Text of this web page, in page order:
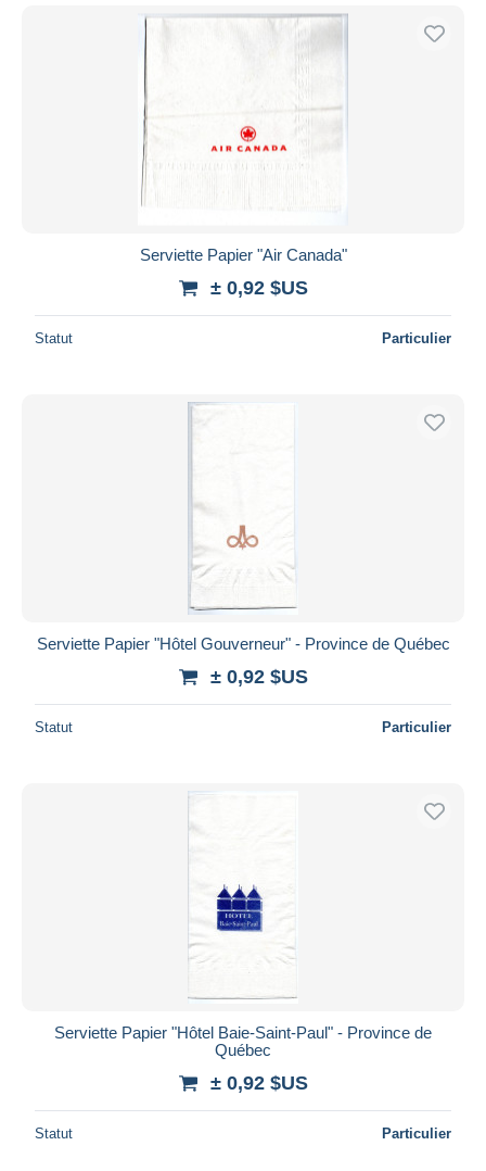
Serviette Papier "Air Canada"
± 0,92 $US
Statut Particulier
Serviette Papier "Hôtel Gouverneur" - Province de Québec
± 0,92 $US
Statut Particulier
Serviette Papier "Hôtel Baie-Saint-Paul" - Province de
Québec
± 0,92 $US
Statut Particulier